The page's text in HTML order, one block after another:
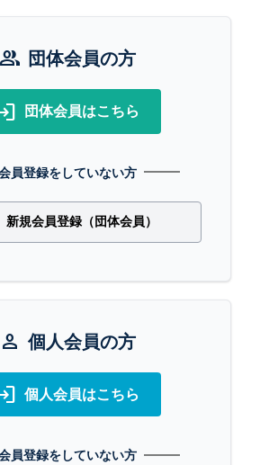
group 団体会員の方
団体会員はこちら
員登録をしていない方
新規会員登録（団体会員）
person 個人会員の方
個人会員はこちら
員登録をしていない方